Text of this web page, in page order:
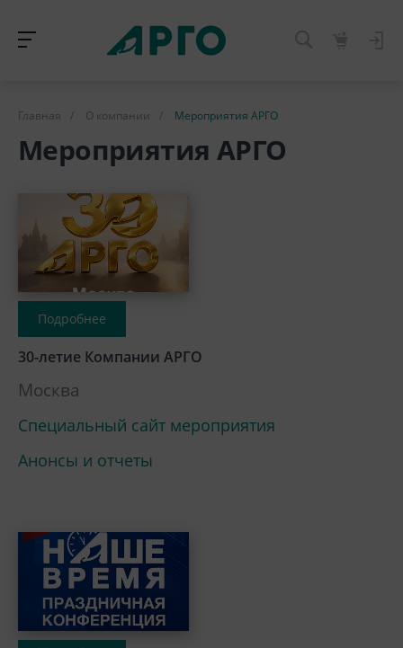
Главная / О компании / Мероприятия АРГО
Мероприятия АРГО
Подробнее
30-летие Компании АРГО
Москва
Специальный сайт мероприятия
Анонсы и отчеты